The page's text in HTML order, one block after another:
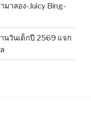
มาลอง-Juicy Bing-
นวันเด็กปี 2569 แจก